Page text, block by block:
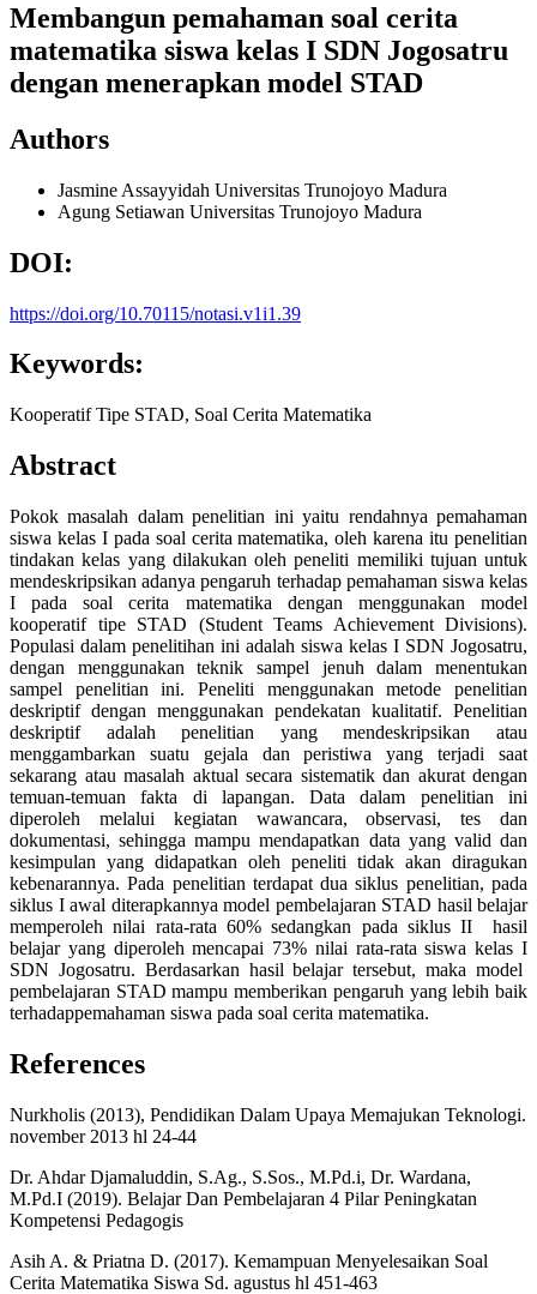
Membangun pemahaman soal cerita
matematika siswa kelas I SDN Jogosatru
dengan menerapkan model STAD
Authors
Jasmine Assayyidah Universitas Trunojoyo Madura
Agung Setiawan Universitas Trunojoyo Madura
DOI:
https://doi.org/10.70115/notasi.v1i1.39
Keywords:
Kooperatif Tipe STAD, Soal Cerita Matematika
Abstract
Pokok masalah dalam penelitian ini yaitu rendahnya pemahaman
siswa kelas I pada soal cerita matematika, oleh karena itu penelitian
tindakan kelas yang dilakukan oleh peneliti memiliki tujuan untuk
mendeskripsikan adanya pengaruh terhadap pemahaman siswa kelas
I pada soal cerita matematika dengan menggunakan model
kooperatif tipe STAD (Student Teams Achievement Divisions).
Populasi dalam penelitihan ini adalah siswa kelas I SDN Jogosatru,
dengan menggunakan teknik sampel jenuh dalam menentukan
sampel penelitian ini. Peneliti menggunakan metode penelitian
deskriptif dengan menggunakan pendekatan kualitatif. Penelitian
deskriptif adalah penelitian yang mendeskripsikan atau
menggambarkan suatu gejala dan peristiwa yang terjadi saat
sekarang atau masalah aktual secara sistematik dan akurat dengan
temuan-temuan fakta di lapangan. Data dalam penelitian ini
diperoleh melalui kegiatan wawancara, observasi, tes dan
dokumentasi, sehingga mampu mendapatkan data yang valid dan
kesimpulan yang didapatkan oleh peneliti tidak akan diragukan
kebenarannya. Pada penelitian terdapat dua siklus penelitian, pada
siklus I awal diterapkannya model pembelajaran STAD hasil belajar
memperoleh nilai rata-rata 60% sedangkan pada siklus II hasil
belajar yang diperoleh mencapai 73% nilai rata-rata siswa kelas I
SDN Jogosatru. Berdasarkan hasil belajar tersebut, maka model
pembelajaran STAD mampu memberikan pengaruh yang lebih baik
terhadappemahaman siswa pada soal cerita matematika.
References
Nurkholis (2013), Pendidikan Dalam Upaya Memajukan Teknologi.
november 2013 hl 24-44
Dr. Ahdar Djamaluddin, S.Ag., S.Sos., M.Pd.i, Dr. Wardana,
M.Pd.I (2019). Belajar Dan Pembelajaran 4 Pilar Peningkatan
Kompetensi Pedagogis
Asih A. & Priatna D. (2017). Kemampuan Menyelesaikan Soal
Cerita Matematika Siswa Sd. agustus hl 451-463